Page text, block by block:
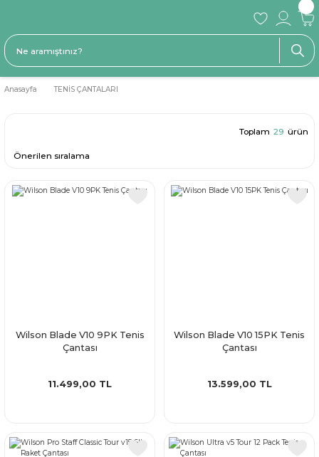
Anasayfa TENİS ÇANTALARI
Toplam 29 ürün
Wilson Blade V10 9PK Tenis
Çantası
11.499,00 TL
Wilson Blade V10 15PK Tenis
Çantası
13.599,00 TL